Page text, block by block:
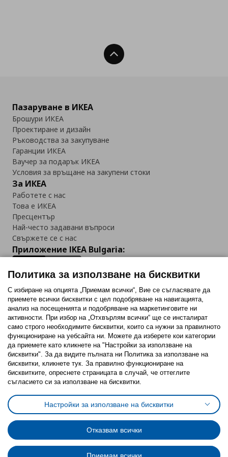
Нагоре
Пазаруване в ИКЕА
Брошури ИКЕА
Проектиране и дизайн
Ръководства за закупуване
Гаранции ИКЕА
Ваучер за подарък ИКЕА
Условия за връщане на закупени стоки
За ИКЕА
Работете с нас
Това е ИКЕА
Пресцентър
Най-често задавани въпроси
Свържете се с нас
Приложение IKEA Bulgaria:
Последвайте ни:
FacebookTwitterYoutubePinterestInstagram
Политика за използване на бисквитки (Cookies)
Избор на настройки за използване на бисквитки
Условия за ползване на ikea.bgОбща политика за личните данни
Политика за защита на личните данни на ikea.bg
Общи условия на програма IKEA Family
Политика за защита на лични данни на програма IKEA Family
Политика за използване на бисквитки
С избиране на опцията „Приемам всички“, Вие се съгласявате да
приемете всички бисквитки с цел подобряване на навигацията,
анализ на посещенията и подобряване на маркетинговите ни
активности. При избор на „Отхвърлям всички“ ще се инсталират
само строго необходимитe бисквитки, които са нужни за правилното
функциониране на уебсайта ни. Можете да изберете кои категории
да приемете като кликнете на "Настройки за използване на
бисквитки". За да видите пълната ни Политика за използване на
бисквитки, кликнете тук. За правилно функциониране на
бисквитките, опреснете страницата в случай, че оттеглите
съгласието си за използване на бисквитки.
Настройки за използване на бисквитки
Отказвам всички